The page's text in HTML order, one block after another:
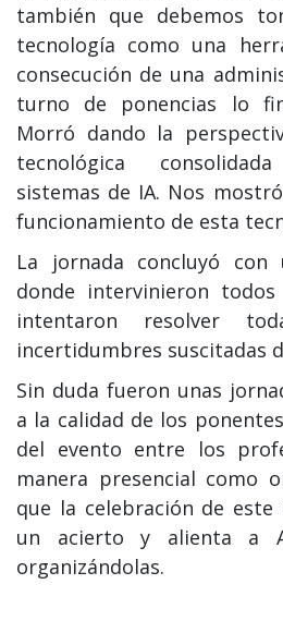
también que debemos
tecnología como una
consecución de una
turno de ponencias lo
Morró dando la
tecnológica
sistemas de IA. Nos
funcionamiento de esta
La jornada concluyó con
donde intervinieron
intentaron resolver
incertidumbres suscitadas
Sin duda fueron unas
a la calidad de los
del evento entre los
manera presencial como
que la celebración de
un acierto y alienta a
organizándolas.